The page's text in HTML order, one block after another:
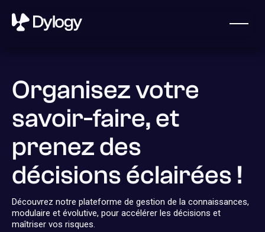
Obtenir une démo
Qui sommes-nous
Dylogy, une start-up française fondée en 2023, aide les
assureurs, les réassureurs et les courtiers à exploiter le
Organisez votre
savoir-faire, et
prenez des
décisions éclairées !
Découvrez notre plateforme de gestion de la connaissances,
modulaire et évolutive, pour accélérer les décisions et
maîtriser vos risques.